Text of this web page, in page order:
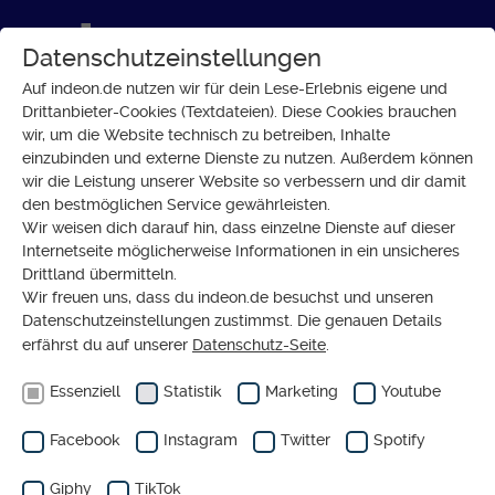
GLAUBE
2 Minuten Auszeit mit dem
Podcast PocketSpirit
Datenschutzeinstellungen
Auf indeon.de nutzen wir für dein Lese-Erlebnis eigene und
Drittanbieter-Cookies (Textdateien). Diese Cookies brauchen
wir, um die Website technisch zu betreiben, Inhalte
einzubinden und externe Dienste zu nutzen. Außerdem können
wir die Leistung unserer Website so verbessern und dir damit
den bestmöglichen Service gewährleisten.
Wir weisen dich darauf hin, dass einzelne Dienste auf dieser
Internetseite möglicherweise Informationen in ein unsicheres
Drittland übermitteln.
Wir freuen uns, dass du indeon.de besuchst und unseren
Datenschutzeinstellungen zustimmst. Die genauen Details
erfährst du auf unserer Datenschutz-Seite
Essenziell Statistik Marketing Youtube
Facebook Instagram Twitter Spotify
Giphy TikTok